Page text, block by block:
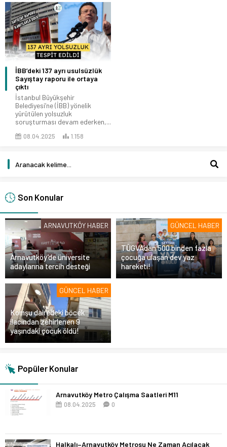
İBB’deki 137 ayrı usulsüzlük
Sayıştay raporu ile ortaya
çıktı
İstanbul Büyükşehir
Belediyesi’ne (İBB) yönelik
yürütülen yolsuzluk
soruşturması devam ederken,...
08.04.2025 1.158
Son Konular
ARNAVUTKÖY HABER
Arnavutköy’de üniversite
adaylarına tercih desteği
GÜNCEL HABER
TÜGVA’dan 500 binden fazla
çocuğa ulaşan dev yaz
hareketi!
GÜNCEL HABER
Komşu dairedeki böcek
ilacından zehirlenen 9
yaşındaki çocuk öldü!
Popüler Konular
Arnavutköy Metro Çalışma Saatleri M11
08.04.2025 0
Halkalı–Arnavutköy Metrosu Ne Zaman Açılacak